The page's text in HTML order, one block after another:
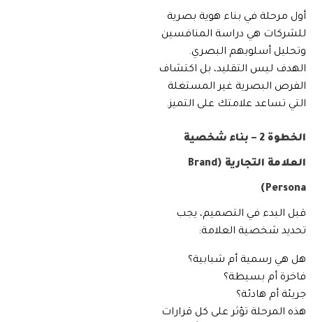
أول مرحلة في بناء هوية بصرية
للشركات هي دراسة المنافسين
وتحليل أسلوبهم البصري.
الهدف ليس التقليد، بل اكتشاف
الفرص البصرية غير المستغلة
التي تساعد علامتك على التميز.
الخطوة 2 – بناء شخصية
العلامة التجارية (Brand
Persona)
قبل البدء في التصميم، يجب
تحديد شخصية العلامة:
هل هي رسمية أم شبابية؟
فاخرة أم بسيطة؟
جريئة أم هادئة؟
هذه المرحلة تؤثر على كل قرارات